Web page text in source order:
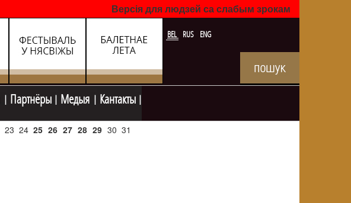
Версія для людзей са слабым зрокам
BEL RUS ENG
Партнёры Медыя Кантакты
23 24 25 26 27 28 29 30 31